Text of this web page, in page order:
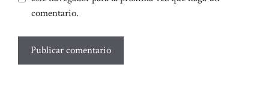
comentario.